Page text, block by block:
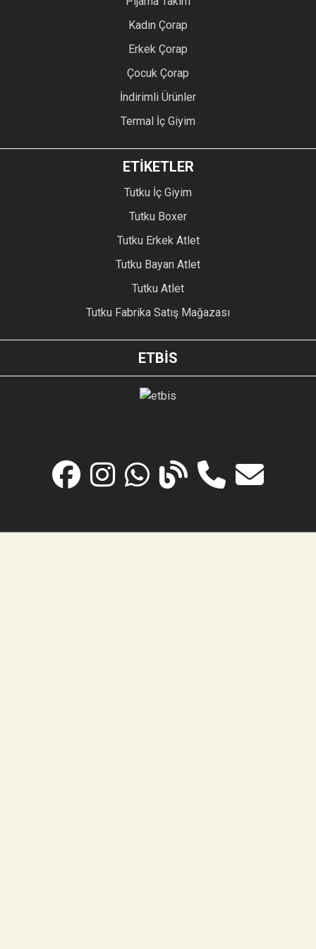
Kadın Çorap
Erkek Çorap
Çocuk Çorap
İndirimli Ürünler
Termal İç Giyim
ETİKETLER
Tutku İç Giyim
Tutku Boxer
Tutku Erkek Atlet
Tutku Bayan Atlet
Tutku Atlet
Tutku Fabrika Satış Mağazası
ETBİS